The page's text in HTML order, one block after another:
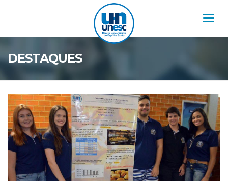
DESTAQUES